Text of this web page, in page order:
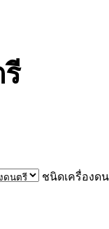
ชนิดเครื่องด